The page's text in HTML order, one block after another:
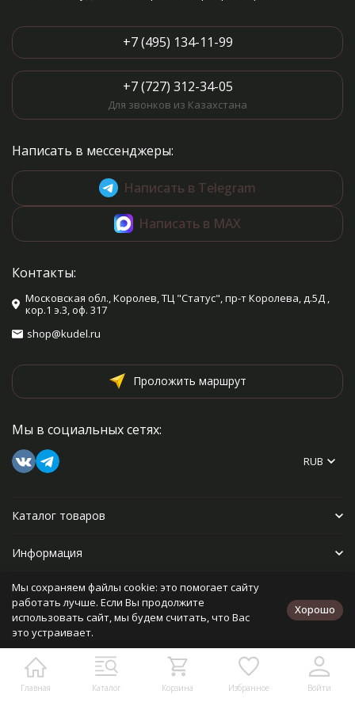
Главная Каталог Корзина Избранное Войти
+7 (495) 134-11-99
+7 (727) 312-34-05
Для звонков из Казахстана
Написать в мессенджеры:
Написать в Telegram
Написать в MAX
Контакты:
Московская обл., Королев, ТЦ "Статус", пр-т Королева, д.5Д ,
кор.1 э.3, оф. 317
shop@kudel.ru
Проложить маршрут
Мы в социальных сетях:
RUB
Каталог товаров
Информация
Прочее
Политика персональных данных
Разработано в
bodysite.ru
Мы сохраняем файлы cookie: это помогает сайту
работать лучше. Если Вы продолжите
использовать сайт, мы будем считать, что Вас
это устраивает.
Хорошо